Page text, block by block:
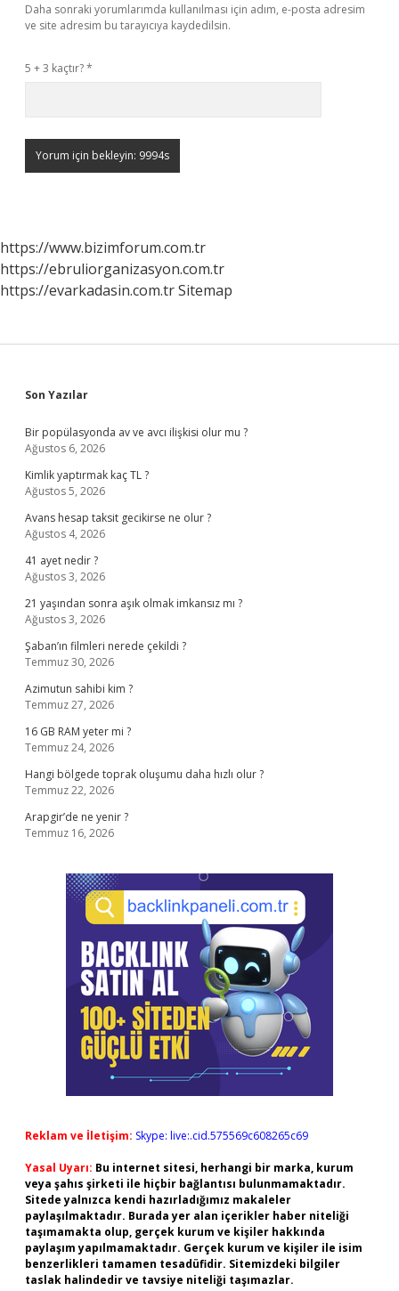
Daha sonraki yorumlarımda kullanılması için adım, e-posta adresim
ve site adresim bu tarayıcıya kaydedilsin.
5 + 3 kaçtır?*
https://www.bizimforum.com.tr
https://ebruliorganizasyon.com.tr
https://evarkadasin.com.trSitemap
Sidebar
Son Yazılar
Bir popülasyonda av ve avcı ilişkisi olur mu ?
Ağustos 6, 2026
Kimlik yaptırmak kaç TL ?
Ağustos 5, 2026
Avans hesap taksit gecikirse ne olur ?
Ağustos 4, 2026
41 ayet nedir ?
Ağustos 3, 2026
21 yaşından sonra aşık olmak imkansız mı ?
Ağustos 3, 2026
Şaban’ın filmleri nerede çekildi ?
Temmuz 30, 2026
Azimutun sahibi kim ?
Temmuz 27, 2026
16 GB RAM yeter mi ?
Temmuz 24, 2026
Hangi bölgede toprak oluşumu daha hızlı olur ?
Temmuz 22, 2026
Arapgir’de ne yenir ?
Temmuz 16, 2026
Reklam ve İletişim: Skype: live:.cid.575569c608265c69
Yasal Uyarı: Bu internet sitesi, herhangi bir marka, kurum
veya şahıs şirketi ile hiçbir bağlantısı bulunmamaktadır.
Sitede yalnızca kendi hazırladığımız makaleler
paylaşılmaktadır. Burada yer alan içerikler haber niteliği
taşımamakta olup, gerçek kurum ve kişiler hakkında
paylaşım yapılmamaktadır. Gerçek kurum ve kişiler ile isim
benzerlikleri tamamen tesadüfidir. Sitemizdeki bilgiler
taslak halindedir ve tavsiye niteliği taşımazlar.